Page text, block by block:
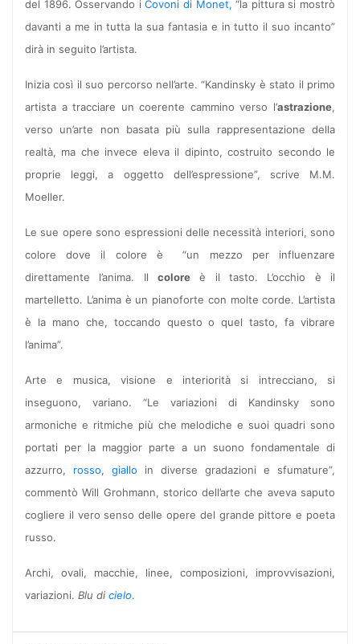
del 1896. Osservando iCovoni di Monet, “la pittura si mostrò
davanti a me in tutta la sua fantasia e in tutto il suo incanto”
dirà in seguito l’artista.
Inizia così il suo percorso nell’arte. “Kandinsky è stato il primo
artista a tracciare un coerente cammino verso l’astrazione,
verso un’arte non basata più sulla rappresentazione della
realtà, ma che invece eleva il dipinto, costruito secondo le
proprie leggi, a oggetto dell’espressione”, scrive M.M.
Moeller.
Le sue opere sono espressioni delle necessità interiori, sono
colore dove il colore è “un mezzo per influenzare
direttamente l’anima. Il colore è il tasto. L’occhio è il
martelletto. L’anima è un pianoforte con molte corde. L’artista
è la mano che, toccando questo o quel tasto, fa vibrare
l’anima”.
Arte e musica, visione e interiorità si intrecciano, si
inseguono, variano. “Le variazioni di Kandinsky sono
armoniche e ritmiche più che melodiche e suoi quadri sono
portati per la maggior parte a un suono fondamentale di
azzurro, rosso, giallo in diverse gradazioni e sfumature”,
commentò Will Grohmann, storico dell’arte che aveva saputo
cogliere il vero senso delle opere del grande pittore e poeta
russo.
Archi, ovali, macchie, linee, composizioni, improvvisazioni,
variazioni. Blu di cielo.